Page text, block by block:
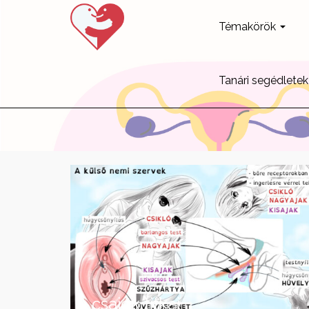
Témakörök
Tanári segédletek
A csajok titkai